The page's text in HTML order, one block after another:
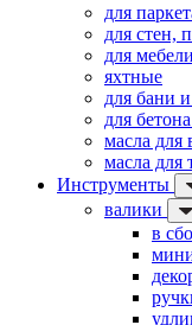
для
для стен,
для мебели
яхтные
для бани
для
масла для
масла для
Инструменты
валики
в